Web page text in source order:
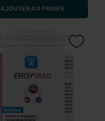
AJOUTER AU PANIER